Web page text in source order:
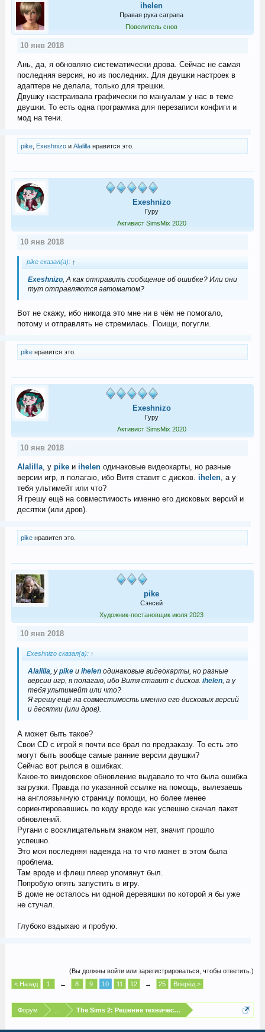
ihelen
Правая рука сатрапа
Повелитель снов
10 янв 2018
Ань, да, я обновляю систематически дрова. Сейчас не самая
последняя версия, но из последних. Для двушки настроек в
адаптере не делала, только для трешки.
Двушку настраивала графически по мануалам у нас в теме
двушки. То есть одна программка для перезаписи конфиги и
мод на тени.
pike, Exeshnizoи Alalillaнравится это.
Exeshnizo
Гуру
Активист SimsMix 2020
10 янв 2018
pike сказал(а): ↑
Exeshnizo, А как отправить сообщение об ошибке? Или они
тут отправляются автоматом?
Вот не скажу, ибо никогда это мне ни в чём не помогало,
потому и отправлять не стремилась. Поищи, погугли.
pikeнравится это.
Exeshnizo
Гуру
Активист SimsMix 2020
10 янв 2018
Alalilla, у pikeи ihelenодинаковые видеокарты, но разные
версии игр, я полагаю, ибо Витя ставит с дисков. ihelen, а у
тебя ультимейт или что?
Я грешу ещё на совместимость именно его дисковых версий и
десятки (или дров).
pikeнравится это.
pike
Сэнсей
Художник-постановщик июля 2023
10 янв 2018
Exeshnizo сказал(а): ↑
Alalilla, уpikeи ihelenодинаковые видеокарты, но разные
версии игр, я полагаю, ибо Витя ставит с дисков. ihelen, а у
тебя ультимейт или что?
Я грешу ещё на совместимость именно его дисковых версий
и десятки (или дров).
А может быть такое?
Свои CD с игрой я почти все брал по предзаказу. То есть это
могут быть вообще самые ранние версии двушки?
Сейчас вот рылся в ошибках.
Какое-то виндовское обновление выдавало то что была ошибка
загрузки. Правда по указанной ссылке на помощь, вылезаешь
на англоязычную страницу помощи, но более менее
сориентировавшись по коду вроде как успешно скачал пакет
обновлений.
Ругани с восклицательным знаком нет, значит прошло
успешно.
Это моя последняя надежда на то что может в этом была
проблема.
Там вроде и флеш плеер упомянут был.
Попробую опять запустить в игру.
В доме не осталось ни одной деревяшки по которой я бы уже
не стучал.
Глубоко вздыхаю и пробую.
(Вы должны войти или зарегистрироваться, чтобы ответить.)
< Назад
1 ← 8 9 10 11 12 → 25 Вперёд >
Форум The Sims 2: Решение технических проблем